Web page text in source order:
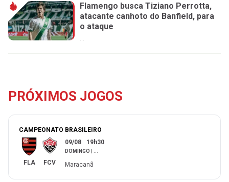
Flamengo busca Tiziano Perrotta,
atacante canhoto do Banfield, para
o ataque
PRÓXIMOS JOGOS
CAMPEONATO BRASILEIRO
FLA FCV
09/08 19h30
DOMINGO
Maracanã